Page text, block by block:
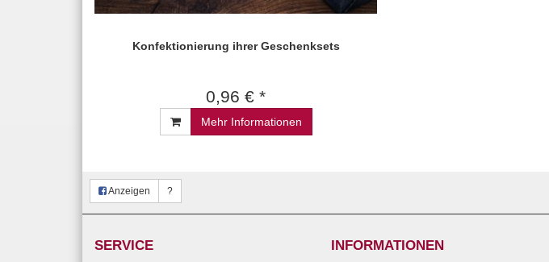
Konfektionierung ihrer Geschenksets
0,96 € *
Mehr Informationen
Anzeigen ?
SERVICE INFORMATIONEN